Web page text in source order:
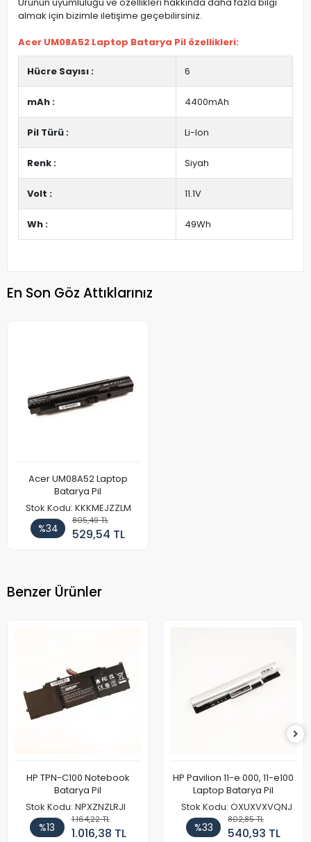
almak için bizimle iletişime geçebilirsiniz.
Acer UM08A52 Laptop Batarya Pil özellikleri:
Hücre Sayısı : 6
mAh : 4400mAh
Pil Türü : Li-Ion
Renk : Siyah
Volt : 11.1V
Wh : 49Wh
En Son Göz Attıklarınız
Acer UM08A52 Laptop
Batarya Pil
Stok Kodu: KKKMEJZZLM
%34
805,49 TL
529,54 TL
Benzer Ürünler
HP TPN-C100 Notebook
Batarya Pil
Stok Kodu: NPXZNZLRJI
%13
1.164,22 TL
1.016,38 TL
HP Pavilion 11-e 000, 11-e100
Laptop Batarya Pil
Stok Kodu: OXUXVXVQNJ
%33
802,85 TL
540,93 TL